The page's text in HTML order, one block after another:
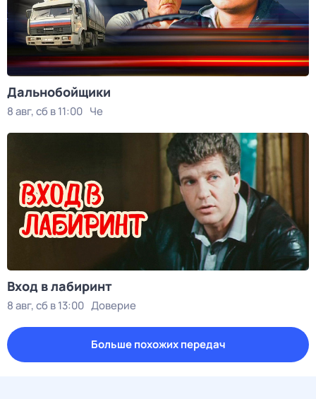
Дальнобойщики
8 авг, сб в 11:00 Че
Вход в лабиринт
8 авг, сб в 13:00 Доверие
Больше похожих передач